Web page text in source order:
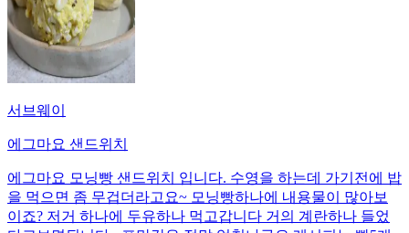
서브웨이
에그마요 샌드위치
에그마요 모닝빵 샌드위치 입니다. 수영을 하는데 가기전에 밥
을 먹으면 좀 무겁더라고요~ 모닝빵하나에 내용물이 많아보
이죠? 저거 하나에 두유하나 먹고갑니다 거의 계란하나 들었